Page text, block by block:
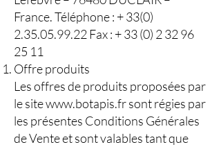
France. Téléphone : +33(0)
2.35.05.99.22 Fax : +33 (0) 2 32 96
25 11
Offre produits
Les offres de produits proposées par
le sitewww.botapis.frsont régies par
les présentes Conditions Générales
de Vente et sont valables tant que